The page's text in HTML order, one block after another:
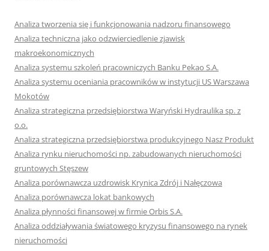
Analiza tworzenia się i funkcjonowania nadzoru finansowego
Analiza techniczna jako odzwierciedlenie zjawisk
makroekonomicznych
Analiza systemu szkoleń pracowniczych Banku Pekao S.A.
Analiza systemu oceniania pracowników w instytucji US Warszawa
Mokotów
Analiza strategiczna przedsiębiorstwa Waryński Hydraulika sp. z
o.o.
Analiza strategiczna przedsiębiorstwa produkcyjnego Nasz Produkt
Analiza rynku nieruchomości np. zabudowanych nieruchomości
gruntowych Stęszew
Analiza porównawcza uzdrowisk Krynica Zdrój i Nałęczowa
Analiza porównawcza lokat bankowych
Analiza płynności finansowej w firmie Orbis S.A.
Analiza oddziaływania światowego kryzysu finansowego na rynek
nieruchomości